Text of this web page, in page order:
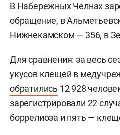
В Набережных Челнах
обращение, в
Нижнекамском — 356, в
Для сравнения: за весь
укусов клещей в
обратились 12 928
зарегистрировали 22
боррелиоза и пять —